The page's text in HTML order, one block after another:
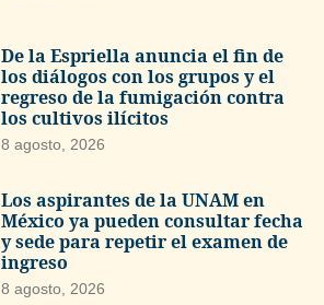
De la Espriella anuncia el fin de
los diálogos con los grupos y el
regreso de la fumigación contra
los cultivos ilícitos
8 agosto, 2026
Los aspirantes de la UNAM en
México ya pueden consultar fecha
y sede para repetir el examen de
ingreso
8 agosto, 2026